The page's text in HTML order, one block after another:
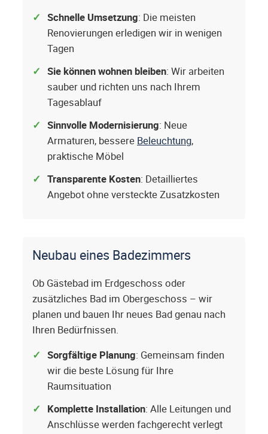
Schnelle Umsetzung: Die meisten
Renovierungen erledigen wir in wenigen
Tagen
Sie können wohnen bleiben: Wir arbeiten
sauber und richten uns nach Ihrem
Tagesablauf
Sinnvolle Modernisierung: Neue
Armaturen, bessere Beleuchtung,
praktische Möbel
Transparente Kosten: Detailliertes
Angebot ohne versteckte Zusatzkosten
Neubau eines Badezimmers
Ob Gästebad im Erdgeschoss oder
zusätzliches Bad im Obergeschoss – wir
planen und bauen Ihr neues Bad genau nach
Ihren Bedürfnissen.
Sorgfältige Planung: Gemeinsam finden
wir die beste Lösung für Ihre
Raumsituation
Komplette Installation: Alle Leitungen und
Anschlüsse werden fachgerecht verlegt